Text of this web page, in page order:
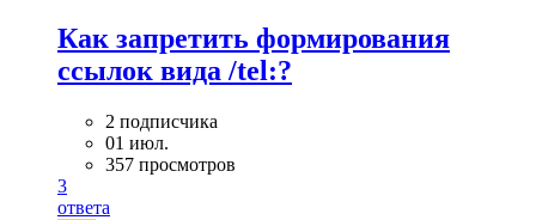
Как запретить формирования
ссылок вида /tel:?
2 подписчика
01 июл.
357 просмотров
3
ответа